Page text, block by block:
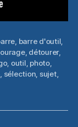
, barre d'outil,
, détourer,
, outil, photo,
, sélection, sujet,